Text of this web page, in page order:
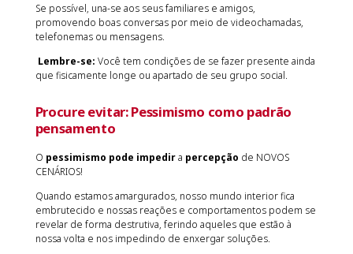
Se possível, una-se aos seus familiares e amigos,
promovendo boas conversas por meio de videochamadas,
telefonemas ou mensagens.
Lembre-se: Você tem condições de se fazer presente ainda
que fisicamente longe ou apartado de seu grupo social.
Procure evitar:Pessimismo como padrão
pensamento
O pessimismo pode impedira percepção de NOVOS
CENÁRIOS!
Quando estamos amargurados, nosso mundo interior fica
embrutecido e nossas reações e comportamentos podem se
revelar de forma destrutiva, ferindo aqueles que estão à
nossa volta e nos impedindo de enxergar soluções.